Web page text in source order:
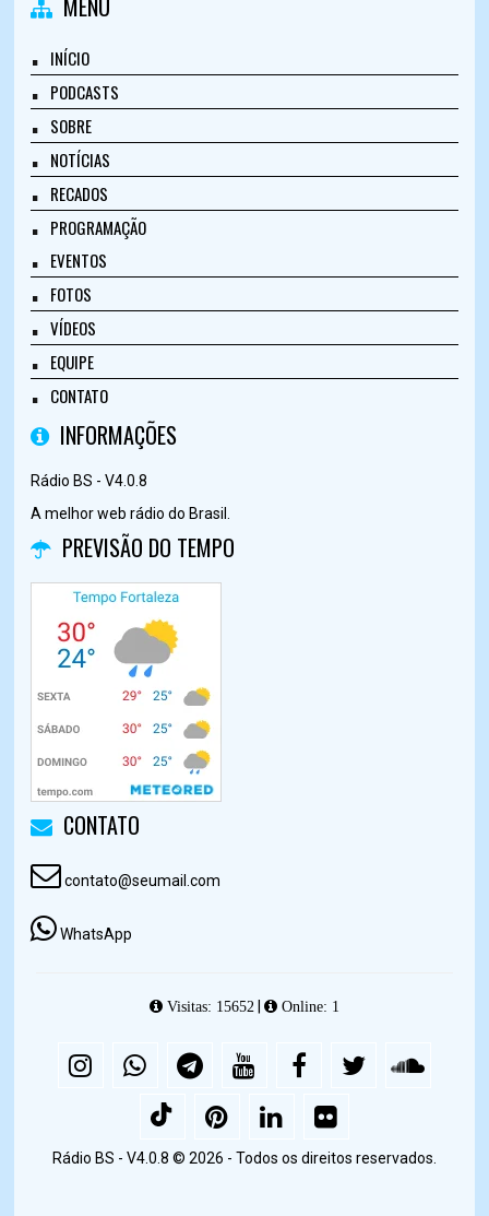
MENU
INÍCIO
PODCASTS
SOBRE
NOTÍCIAS
RECADOS
PROGRAMAÇÃO
EVENTOS
FOTOS
VÍDEOS
EQUIPE
CONTATO
INFORMAÇÕES
Rádio BS - V4.0.8
A melhor web rádio do Brasil.
PREVISÃO DO TEMPO
CONTATO
contato@seumail.com
WhatsApp
Visitas: 15652 Online: 1
Rádio BS - V4.0.8 © 2026 - Todos os direitos reservados.